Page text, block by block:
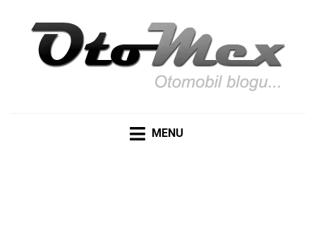
MENU